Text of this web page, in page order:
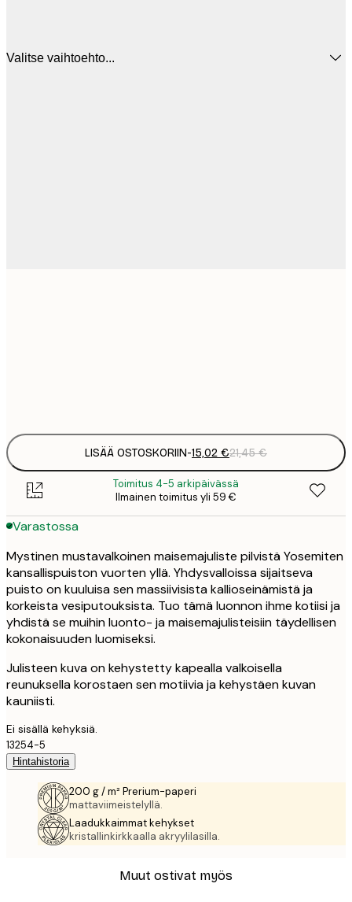
Valitse vaihtoehto...
LISÄÄ OSTOSKORIIN-15,02 €21,45 €
Toimitus 4-5 arkipäivässä
Ilmainen toimitus yli 59 €
Varastossa
Mystinen mustavalkoinen maisemajuliste pilvistä Yosemiten
kansallispuiston vuorten yllä. Yhdysvalloissa sijaitseva
puisto on kuuluisa sen massiivisista kallioseinämistä ja
korkeista vesiputouksista. Tuo tämä luonnon ihme kotiisi ja
yhdistä se muihin luonto- ja maisemajulisteisiin täydellisen
kokonaisuuden luomiseksi.
Julisteen kuva on kehystetty kapealla valkoisella
reunuksella korostaen sen motiivia ja kehystäen kuvan
kauniisti.
Ei sisällä kehyksiä.
13254-5
Hintahistoria
200 g / m² Prerium-paperi
mattaviimeistelyllä.
Laadukkaimmat kehykset
kristallinkirkkaalla akryylilasilla.
Muut ostivat myös